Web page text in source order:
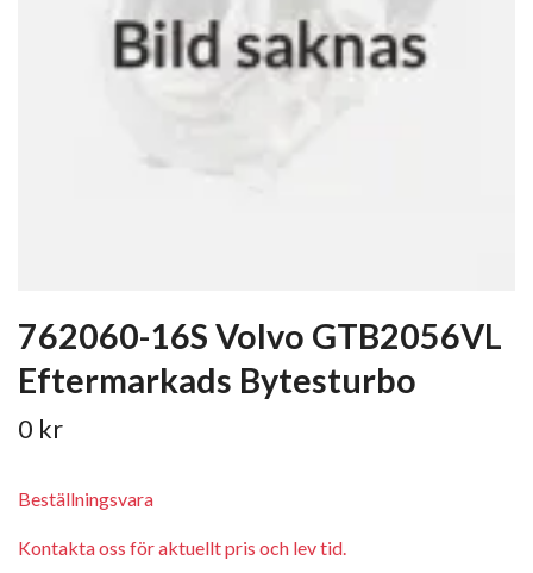
762060-16S Volvo GTB2056VL
Eftermarkads Bytesturbo
0 kr
Beställningsvara
Kontakta oss för aktuellt pris och lev tid.